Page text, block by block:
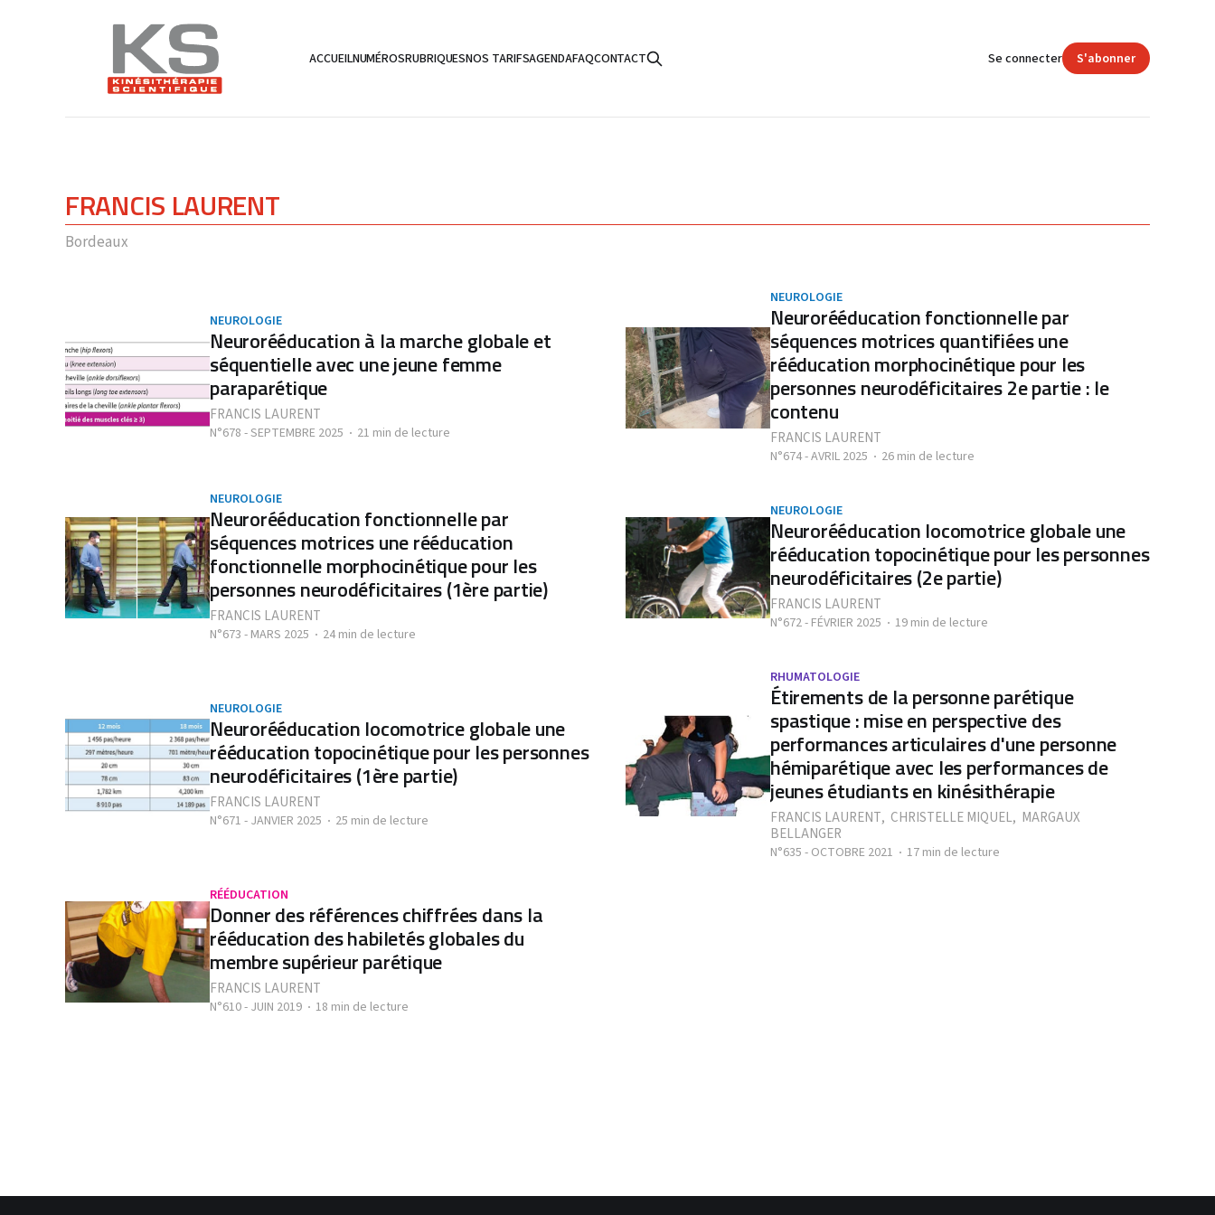
ACCUEILNUMÉROSRUBRIQUESNOS TARIFSAGENDAFAQCONTACT Se connecter S'abonner
FRANCIS LAURENT
Bordeaux
NEUROLOGIE
Neurorééducation à la marche globale et
séquentielle avec une jeune femme
paraparétique
FRANCIS LAURENT
N°678 - SEPTEMBRE 2025 21 min de lecture
NEUROLOGIE
Neurorééducation fonctionnelle par
séquences motrices quantifiées une
rééducation morphocinétique pour les
personnes neurodéficitaires 2e partie : le
contenu
FRANCIS LAURENT
N°674 - AVRIL 2025 26 min de lecture
NEUROLOGIE
Neurorééducation fonctionnelle par
séquences motrices une rééducation
fonctionnelle morphocinétique pour les
personnes neurodéficitaires (1ère partie)
FRANCIS LAURENT
N°673 - MARS 2025 24 min de lecture
NEUROLOGIE
Neurorééducation locomotrice globale une
rééducation topocinétique pour les personnes
neurodéficitaires (2e partie)
FRANCIS LAURENT
N°672 - FÉVRIER 2025 19 min de lecture
NEUROLOGIE
Neurorééducation locomotrice globale une
rééducation topocinétique pour les personnes
neurodéficitaires (1ère partie)
FRANCIS LAURENT
N°671 - JANVIER 2025 25 min de lecture
RHUMATOLOGIE
Étirements de la personne parétique
spastique : mise en perspective des
performances articulaires d'une personne
hémiparétique avec les performances de
jeunes étudiants en kinésithérapie
FRANCIS LAURENT, CHRISTELLE MIQUEL, MARGAUX
BELLANGER
N°635 - OCTOBRE 2021 17 min de lecture
RÉÉDUCATION
Donner des références chiffrées dans la
rééducation des habiletés globales du
membre supérieur parétique
FRANCIS LAURENT
N°610 - JUIN 2019 18 min de lecture